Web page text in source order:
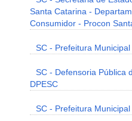
Santa Catarina -
Consumidor - Procon
SC - Prefeitura
SC - Defensoria Pública
DPESC
SC - Prefeitura